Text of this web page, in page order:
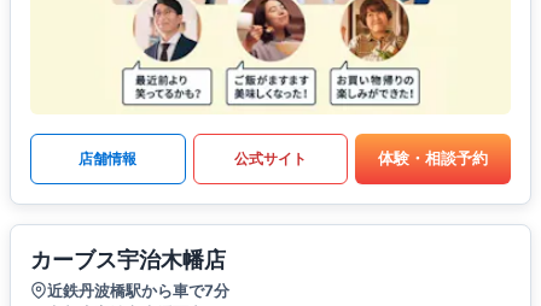
店舗情報 公式サイト 体験・相談予約
カーブス宇治木幡店
近鉄丹波橋駅から車で7分